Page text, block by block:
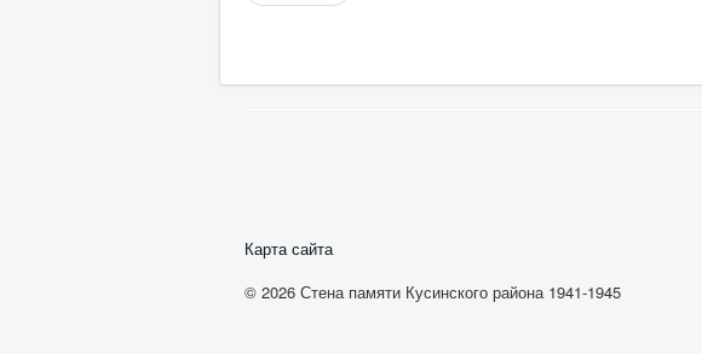
Карта сайта
© 2026 Стена памяти Кусинского района 1941-1945